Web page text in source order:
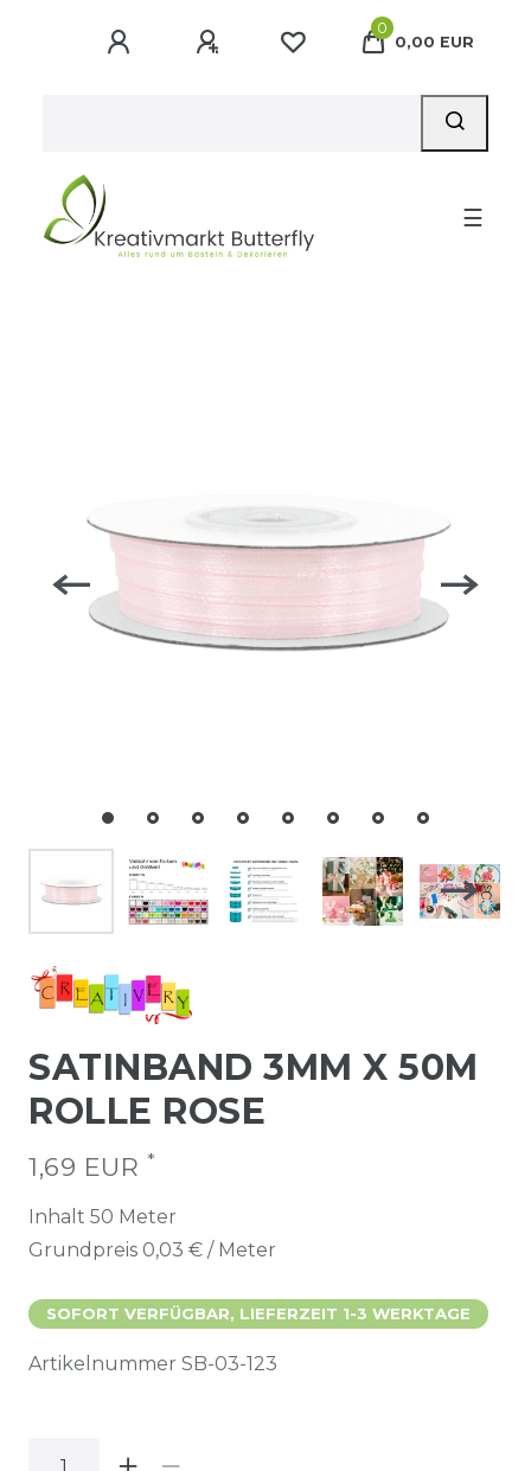
0
0,00 EUR
☰
SATINBAND 3MM X 50M
ROLLE ROSE
1,69 EUR *
Inhalt 50 Meter
Grundpreis 0,03 € / Meter
SOFORT VERFÜGBAR, LIEFERZEIT 1-3 WERKTAGE
Artikelnummer SB-03-123